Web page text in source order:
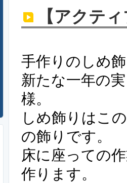
【アクテ
手作りのしめ
新たな一年の
様。
しめ飾りはこ
の飾りです。
床に座っての
作ります。